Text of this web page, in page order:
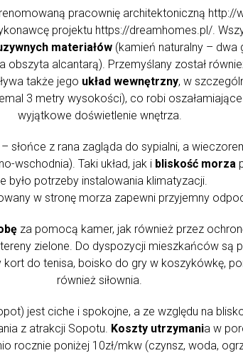
pracownię architektoniczną http://
projektu https://dreamhomes.pl/.
materiałów(kamień naturalny – dwa
alcantarą). Przemyślany został
także jego układ wewnętrzny, w
3 metry wysokości), co robi
wyjątkowe doświetlenie wnętrza.
– słońce z rana zagląda do sypialni, a
wschodnia). Taki układ, jak i bliskość morza
było potrzeby instalowania klimatyzacji.
w stronę morza zapewni przyjemny
za pomocą kamer, jak również przez
zielone. Do dyspozycji mieszkańców są
do tenisa, boisko do gry w koszykówkę,
również siłownia.
jest ciche i spokojne, a ze względu na
z atrakcji Sopotu. Koszty utrzymania w
rocznie poniżej 10zł/mkw (czynsz, woda,